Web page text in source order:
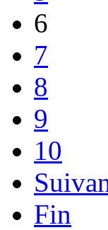
6
7
8
9
10
Fin